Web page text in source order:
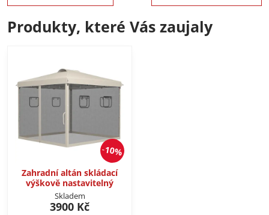
Produkty, které Vás zaujaly
10%
Zahradní altán skládací
výškově nastavitelný
Skladem
3900 Kč